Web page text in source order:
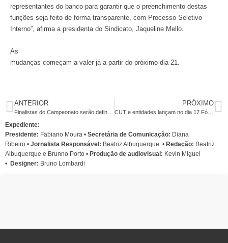
representantes do banco para garantir que o preenchimento destas
funções seja feito de forma transparente, com Processo Seletivo
Interno”, afirma a presidenta do Sindicato, Jaqueline Mello.
As
mudanças começam a valer já a partir do próximo dia 21.
ANTERIOR PRÓXIMO
CUT e entidades lançam no dia 17 Fórum de Combate à Terceirização
Expediente:
Presidente: Fabiano Moura • Secretária de Comunicação: Diana
Ribeiro • Jornalista Responsável: Beatriz Albuquerque • Redação: Beatriz
Albuquerque e Brunno Porto • Produção de audiovisual: Kevin Miguel
• Designer: Bruno Lombardi